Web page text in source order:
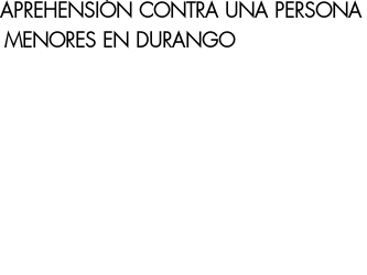
CONTRA UNA PERSONA
MENORES EN DURANGO